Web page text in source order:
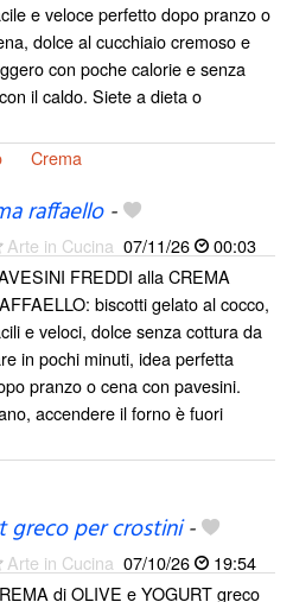
e veloce perfetto dopo pranzo o
dolce al cucchiaio cremoso e
con poche calorie e senza
il caldo. Siete a dieta o
Crema
raffaello-
Arte in Cucina 07/11/26
00:03
FREDDI alla CREMA
biscotti gelato al cocco,
e veloci, dolce senza cottura da
in pochi minuti, idea perfetta
pranzo o cena con pavesini.
accendere il forno è fuori
greco per crostini-
Arte in Cucina 07/10/26
19:54
di OLIVE e YOGURT greco